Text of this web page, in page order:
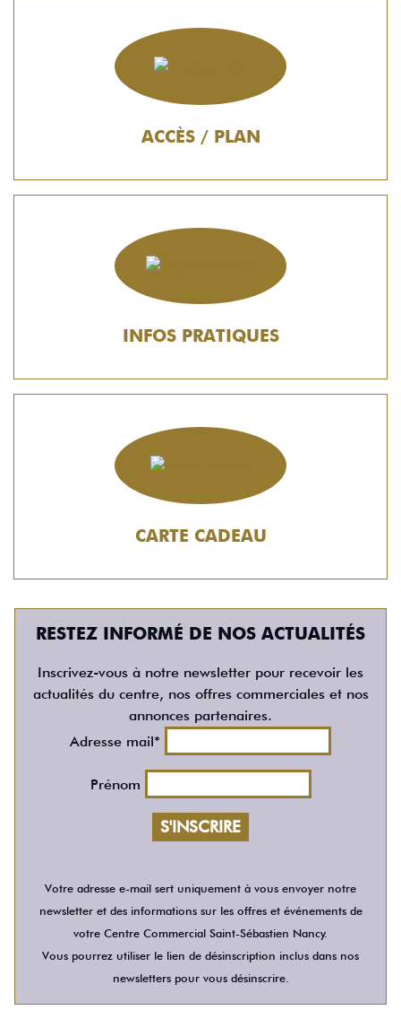
ACCÈS / PLAN
INFOS PRATIQUES
CARTE CADEAU
RESTEZ INFORMÉ DE NOS ACTUALITÉS
Inscrivez-vous à notre newsletter pour recevoir les
actualités du centre, nos offres commerciales et nos
annonces partenaires.
Adresse mail*
Prénom
Votre adresse e-mail sert uniquement à vous envoyer notre
newsletter et des informations sur les offres et événements de
votre Centre Commercial Saint-Sébastien Nancy.
Vous pourrez utiliser le lien de désinscription inclus dans nos
newsletters pour vous désinscrire.